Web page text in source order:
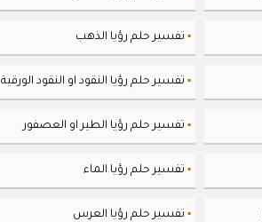
▪ تفسير حلم رؤيا الذهب
▪ تفسير حلم رؤيا النقود او النقود الورقية
▪ تفسير حلم رؤيا الطير او العصفور
▪ تفسير حلم رؤيا الماء
▪ تفسير حلم رؤيا العرس